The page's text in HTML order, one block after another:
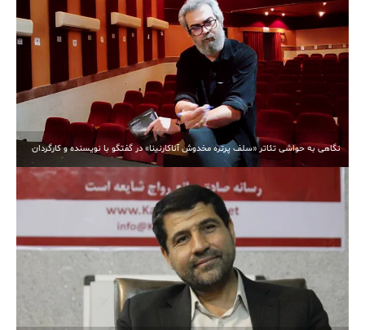
نگاهی به حواشی تئاتر «سلف پرتره مخدوش آناکارنینا» در گفتگو با نویسنده و کارگردان